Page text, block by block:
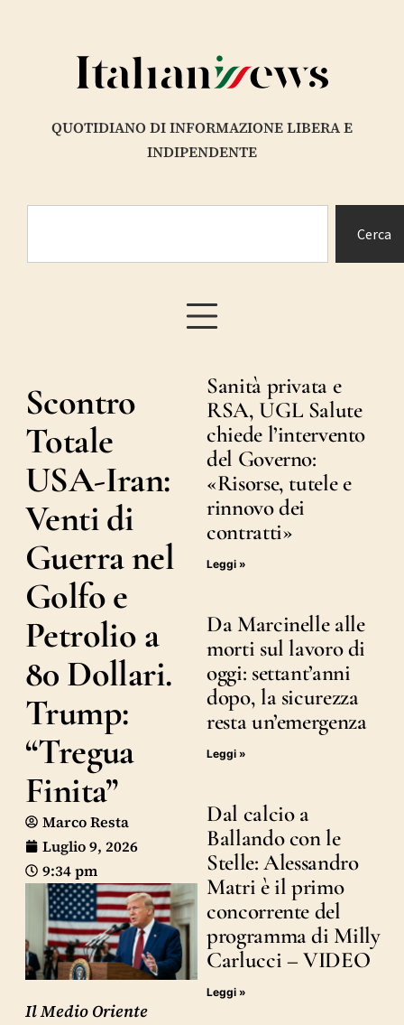
QUOTIDIANO DI INFORMAZIONE LIBERA E
INDIPENDENTE
Cerca
Scontro
Totale
USA-Iran:
Venti di
Guerra nel
Golfo e
Petrolio a
80 Dollari.
Trump:
“Tregua
Finita”
Marco Resta
Luglio 9, 2026
9:34 pm
Il Medio Oriente
Sanità privata e
RSA, UGL Salute
chiede l’intervento
del Governo:
«Risorse, tutele e
rinnovo dei
contratti»
Leggi »
Da Marcinelle alle
morti sul lavoro di
oggi: settant’anni
dopo, la sicurezza
resta un’emergenza
Leggi »
Dal calcio a
Ballando con le
Stelle: Alessandro
Matri è il primo
concorrente del
programma di Milly
Carlucci – VIDEO
Leggi »